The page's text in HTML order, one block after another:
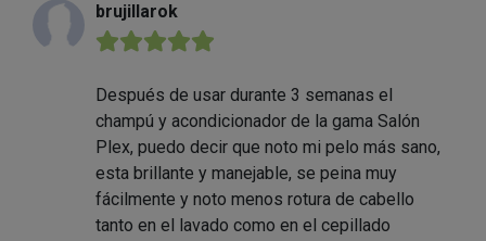
brujillarok
★★★★★
Después de usar durante 3 semanas el
champú y acondicionador de la gama Salón
Plex, puedo decir que noto mi pelo más sano,
esta brillante y manejable, se peina muy
fácilmente y noto menos rotura de cabello
tanto en el lavado como en el cepillado